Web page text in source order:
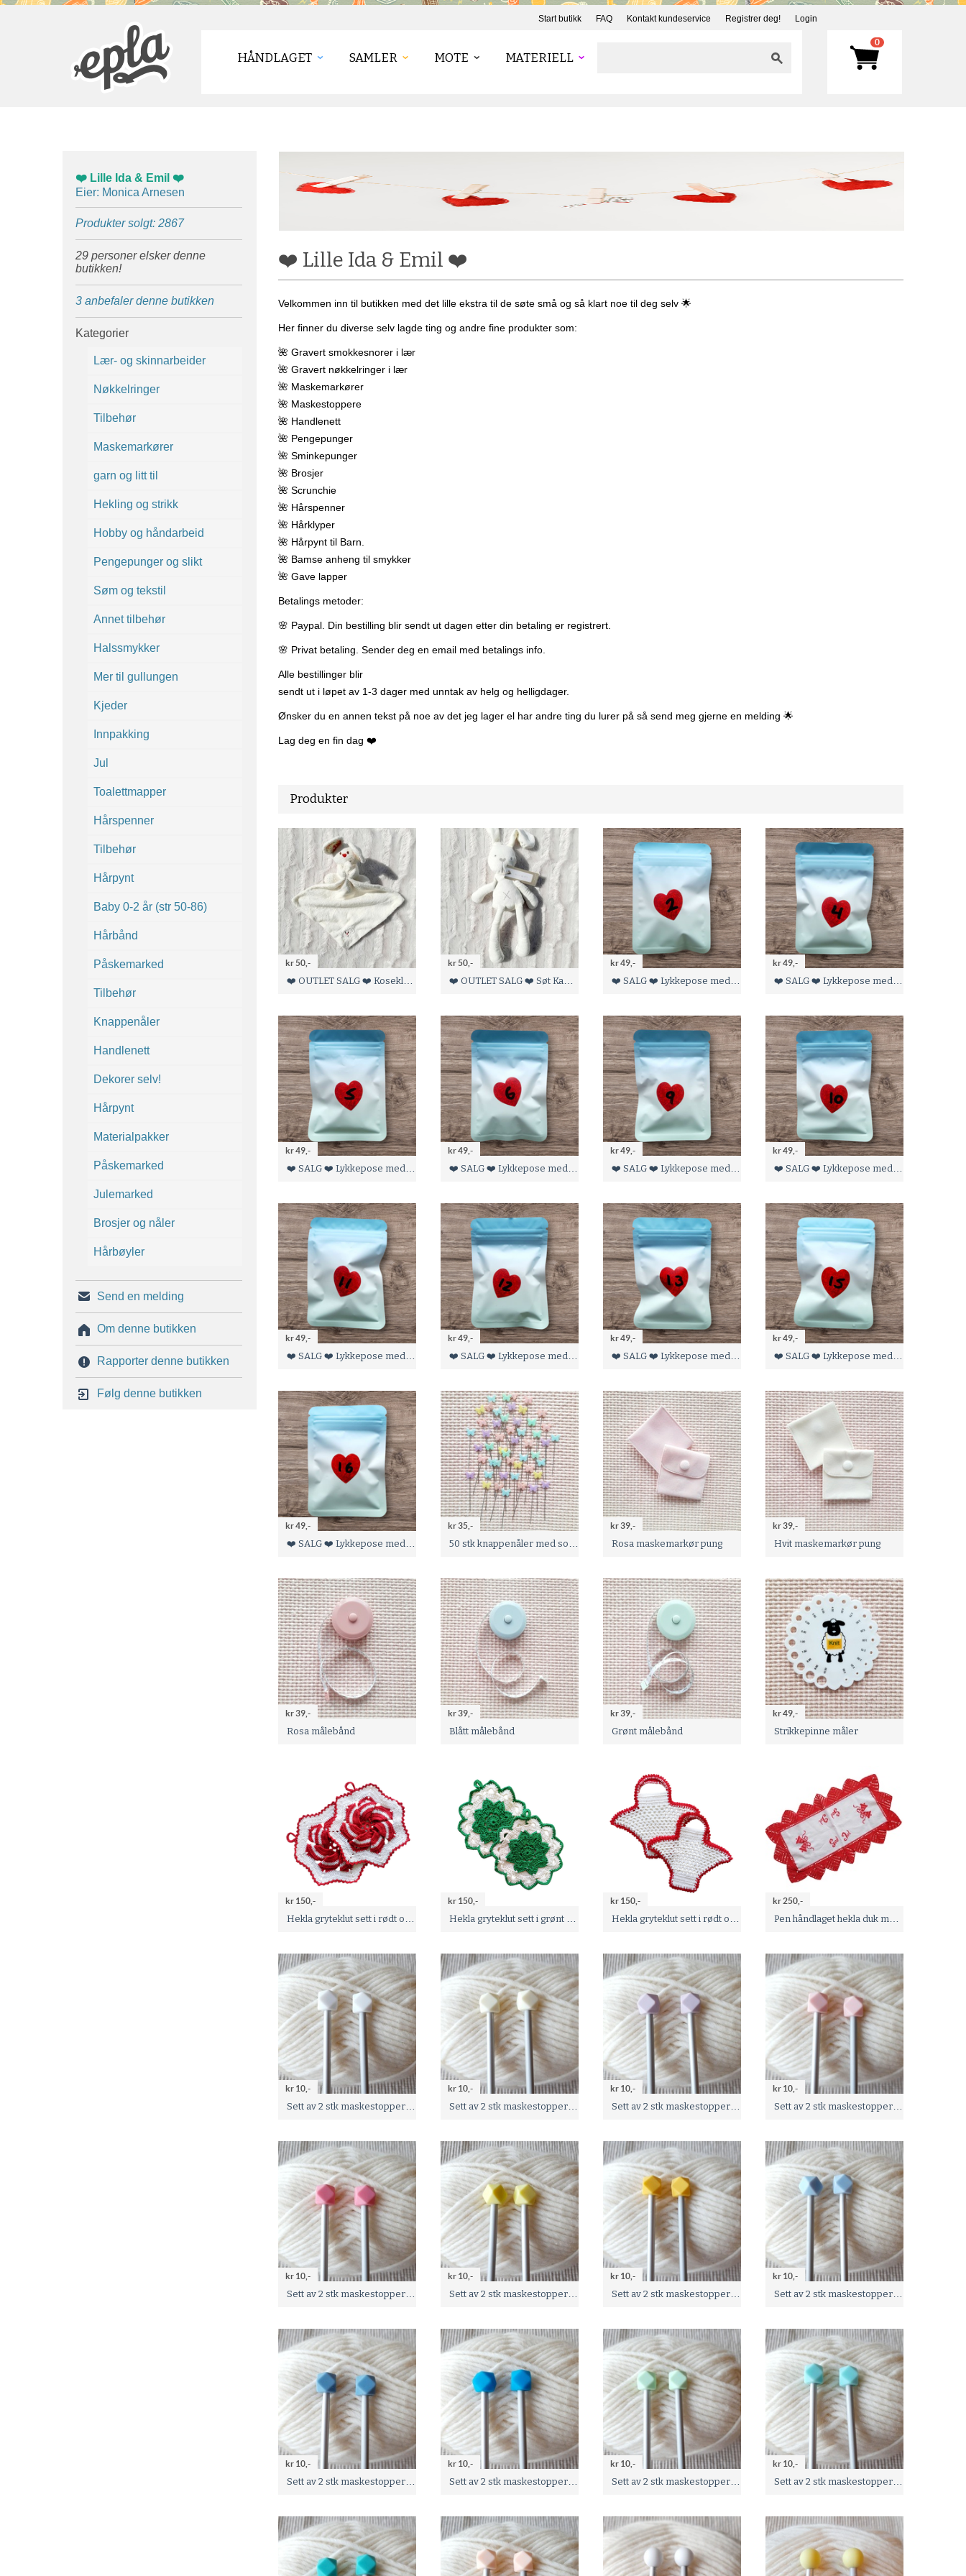
Start butikk FAQ Kontakt kundeservice Registrer deg! Login
HÅNDLAGET SAMLER MOTE MATERIELL
0
❤️ Lille Ida & Emil ❤️
Eier: Monica Arnesen
Produkter solgt: 2867
29 personer elsker denne
butikken!
3 anbefaler denne butikken
Kategorier
Lær- og skinnarbeider
Nøkkelringer
Tilbehør
Maskemarkører
garn og litt til
Hekling og strikk
Hobby og håndarbeid
Pengepunger og slikt
Søm og tekstil
Annet tilbehør
Halssmykker
Mer til gullungen
Kjeder
Innpakking
Jul
Toalettmapper
Hårspenner
Tilbehør
Hårpynt
Baby 0-2 år (str 50-86)
Hårbånd
Påskemarked
Tilbehør
Knappenåler
Handlenett
Dekorer selv!
Hårpynt
Materialpakker
Påskemarked
Julemarked
Brosjer og nåler
Hårbøyler
Send en melding
Om denne butikken
Rapporter denne butikken
Følg denne butikken
❤️ Lille Ida & Emil ❤️
Velkommen inn til butikken med det lille ekstra til de søte små og så klart noe til deg selv 🌟
Her finner du diverse selv lagde ting og andre fine produkter som:
🌺 Gravert smokkesnorer i lær
🌺 Gravert nøkkelringer i lær
🌺 Maskemarkører
🌺 Maskestoppere
🌺 Handlenett
🌺 Pengepunger
🌺 Sminkepunger
🌺 Brosjer
🌺 Scrunchie
🌺 Hårspenner
🌺 Hårklyper
🌺 Hårpynt til Barn.
🌺 Bamse anheng til smykker
🌺 Gave lapper
Betalings metoder:
🌸 Paypal. Din bestilling blir sendt ut dagen etter din betaling er registrert.
🌸 Privat betaling. Sender deg en email med betalings info.
Alle bestillinger blir
sendt ut i løpet av 1-3 dager med unntak av helg og helligdager.
Ønsker du en annen tekst på noe av det jeg lager el har andre ting du lurer på så send meg gjerne en melding 🌟
Lag deg en fin dag ❤️
Produkter
kr 50,- kr 50,- kr 49,- kr 49,-
kr 49,- kr 49,- kr 49,- kr 49,-
kr 49,- kr 49,- kr 49,- kr 49,-
kr 49,- kr 35,- kr 39,-
Rosa maskemarkør pung
kr 39,-
Hvit maskemarkør pung
kr 39,-
Rosa målebånd
kr 39,-
Blått målebånd
kr 39,-
Grønt målebånd
kr 49,-
Strikkepinne måler
kr 150,- kr 150,- kr 150,- kr 250,-
kr 10,- kr 10,- kr 10,- kr 10,-
kr 10,- kr 10,- kr 10,- kr 10,-
kr 10,- kr 10,- kr 10,- kr 10,-